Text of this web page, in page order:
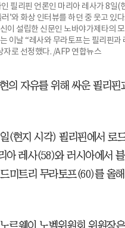
필리핀 언론인 마리아 레사가 8일(
’와 화상 인터뷰를 하던 중 웃고 있
이 설립한 신문인 노바야가제타의
이날 “레사와 무라토프는 필리핀
자로 선정했다. /AFP 연합뉴스
의 자유를 위해 싸운 필리
(현지 시각) 필리핀에서 로
아 레사(58)와 러시아에서
미트리 무라토프(60)를 올
르웨이 노벨위원회 위원장